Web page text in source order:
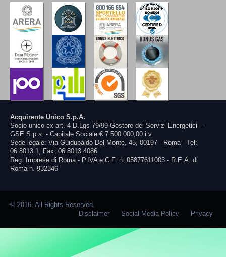
Acquirente Unico S.p.A.
Socio unico ex art. 4 D.Lgs 79/99 Gestore dei Servizi Energetici –
GSE S.p.a. - Capitale Sociale € 7.500.000,00 i.v.
Sede legale: Via Guidubaldo Del Monte, 45, 00197 - Roma - Tel:
06.8013.1, Fax: 06.8013.4086
Reg. Imprese di Roma - P.IVA e C.F. n. 05877611003 - R.E.A. di
Roma n. 932346
© 2016. All Rights Reserved.
Disclaimer
Social Media Policy Privacy